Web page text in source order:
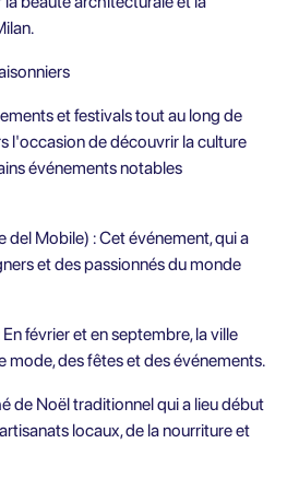
et festivals tout au long de
l'occasion de découvrir la culture
événements notables
del Mobile) : Cet événement, qui a
et des passionnés du monde
février et en septembre, la ville
mode, des fêtes et des événements.
de Noël traditionnel qui a lieu début
locaux, de la nourriture et